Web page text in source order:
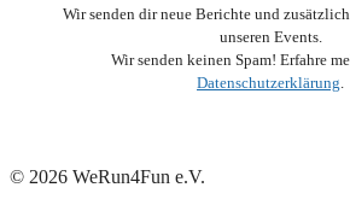
Wir senden dir neue Berichte und
unseren Events.
Wir senden keinen Spam! Erfahre
Datenschutzerklärung
© 2026 WeRun4Fun e.V.